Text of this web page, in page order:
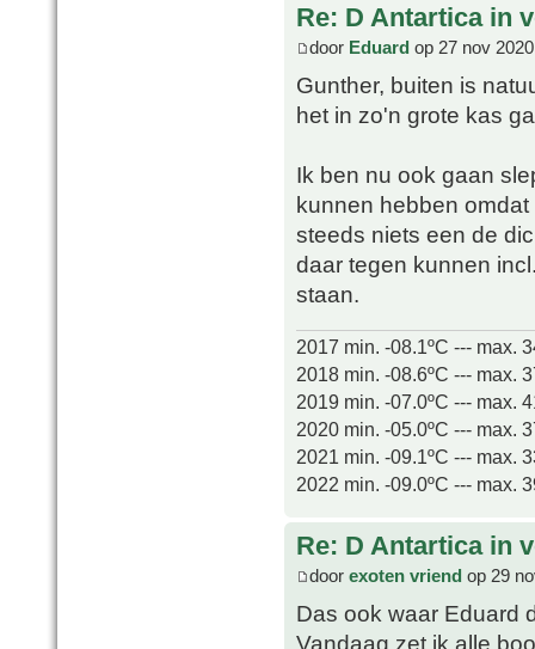
Re: D Antartica in
door Eduard op 27 nov
Gunther, buiten is
het in zo'n grote kas
Ik ben nu ook gaan
kunnen hebben
steeds niets een de
daar tegen kunnen
staan.
2017 min. -08.1ºC --- max.
2018 min. -08.6ºC --- max.
2019 min. -07.0ºC --- max.
2020 min. -05.0ºC --- max.
2021 min. -09.1ºC --- max.
2022 min. -09.0ºC --- max.
Re: D Antartica in
door exoten vriend op 29
Das ook waar Eduard
Vandaag zet ik alle